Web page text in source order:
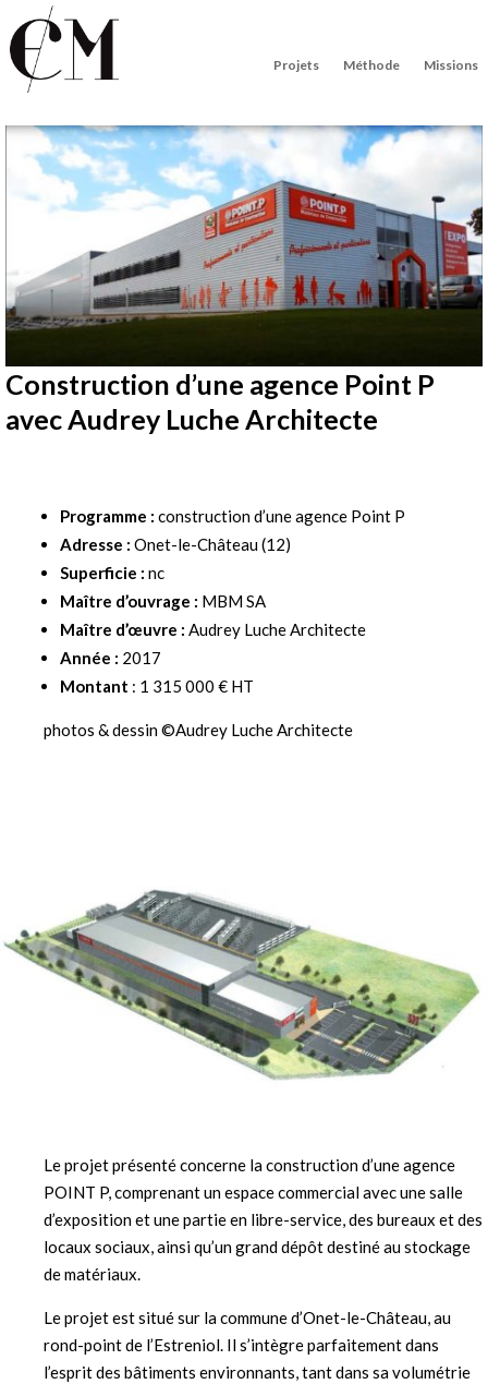
Projets Méthode Missions
Construction d’une agence Point P
avec Audrey Luche Architecte
Programme : construction d’une agence Point P
Adresse : Onet-le-Château (12)
Superficie : nc
Maître d’ouvrage : MBM SA
Maître d’œuvre : Audrey Luche Architecte
Année : 2017
Montant : 1 315 000 € HT
photos & dessin ©Audrey Luche Architecte
Le projet présenté concerne la construction d’une agence
POINT P, comprenant un espace commercial avec une salle
d’exposition et une partie en libre-service, des bureaux et des
locaux sociaux, ainsi qu’un grand dépôt destiné au stockage
de matériaux.
Le projet est situé sur la commune d’Onet-le-Château, au
rond-point de l’Estreniol. Il s’intègre parfaitement dans
l’esprit des bâtiments environnants, tant dans sa volumétrie